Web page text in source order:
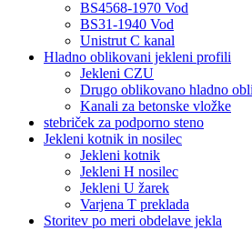
BS4568-1970 Vod
BS31-1940 Vod
Unistrut C kanal
Hladno oblikovani jekleni profili
Jekleni CZU
Drugo oblikovano hladno
Kanali za betonske vložke
stebriček za podporno steno
Jekleni kotnik in nosilec
Jekleni kotnik
Jekleni H nosilec
Jekleni U žarek
Varjena T preklada
Storitev po meri obdelave jekla